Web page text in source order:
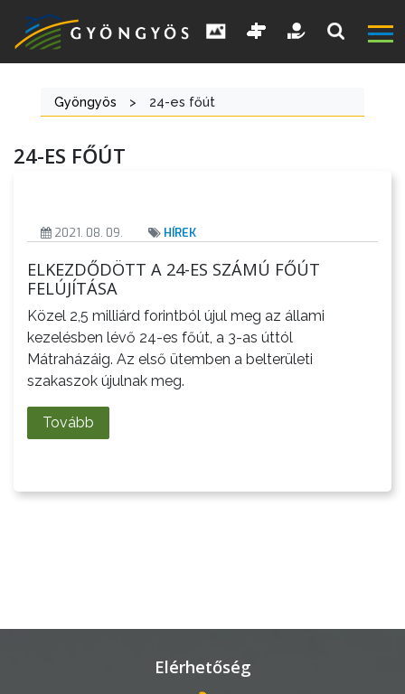
A
VÁROS
KIEMELT
LÁTVÁNYOSSÁGOK
GYÖNGYÖS
VÁROS
ÉRTÉKTÁRA
VÁROSUNKRÓL
LAKOSSÁGI
HASZNOS
Gyöngyös > 24-es főút
24-ES FŐÚT
2021. 08. 09. HÍREK
ELKEZDŐDÖTT A 24-ES SZÁMÚ FŐÚT
FELÚJÍTÁSA
Közel 2,5 milliárd forintból újul meg az állami
kezelésben lévő 24-es főút, a 3-as úttól
Mátraházáig. Az első ütemben a belterületi
szakaszok újulnak meg.
Tovább
Elérhetőség